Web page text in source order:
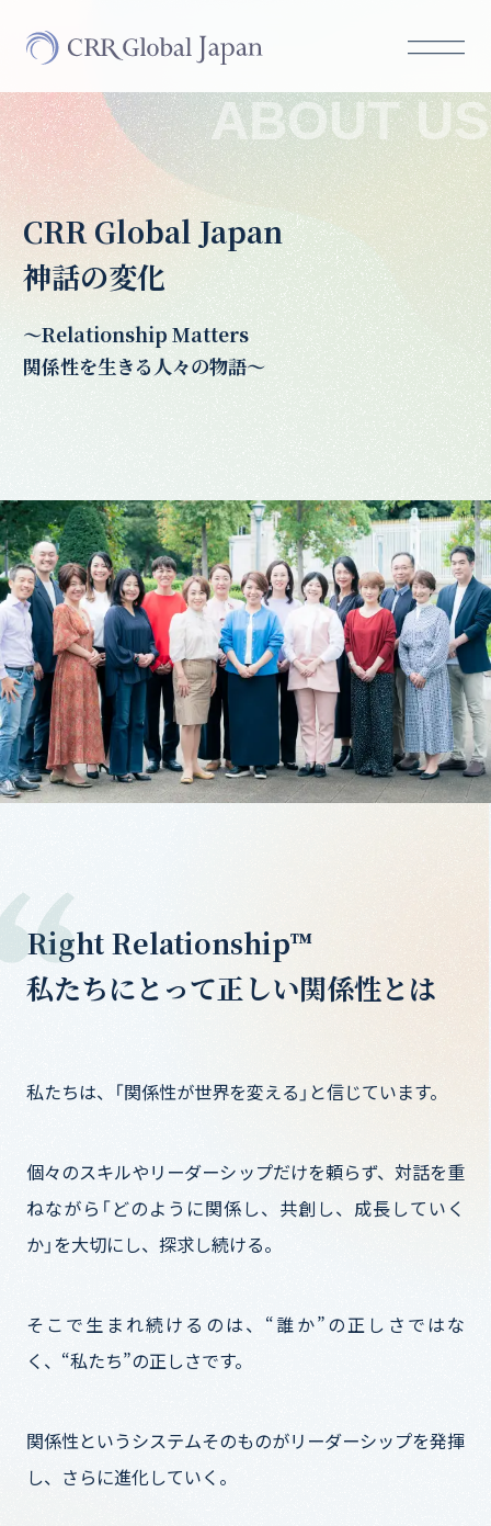
ABOUT US
CRR Global Japan
神話の変化
〜Relationship Matters
関係性を生きる人々の物語〜
Right Relationship™
私たちにとって正しい関係性とは
私たちは、「関係性が世界を変える」と信じています。
個々のスキルやリーダーシップだけを頼らず、対話を重
ねながら 「どのように関係し、共創し、成長していく
か」を大切にし、探求し続ける。
そこで生まれ続けるのは、“誰か”の正しさではな
く、“私たち”の正しさです。
関係性というシステムそのものがリーダーシップを発揮
し、さらに進化していく。